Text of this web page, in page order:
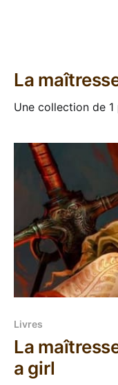
La
Une collection de
Livres
La
a girl